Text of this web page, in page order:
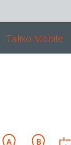
Talixo Mobile